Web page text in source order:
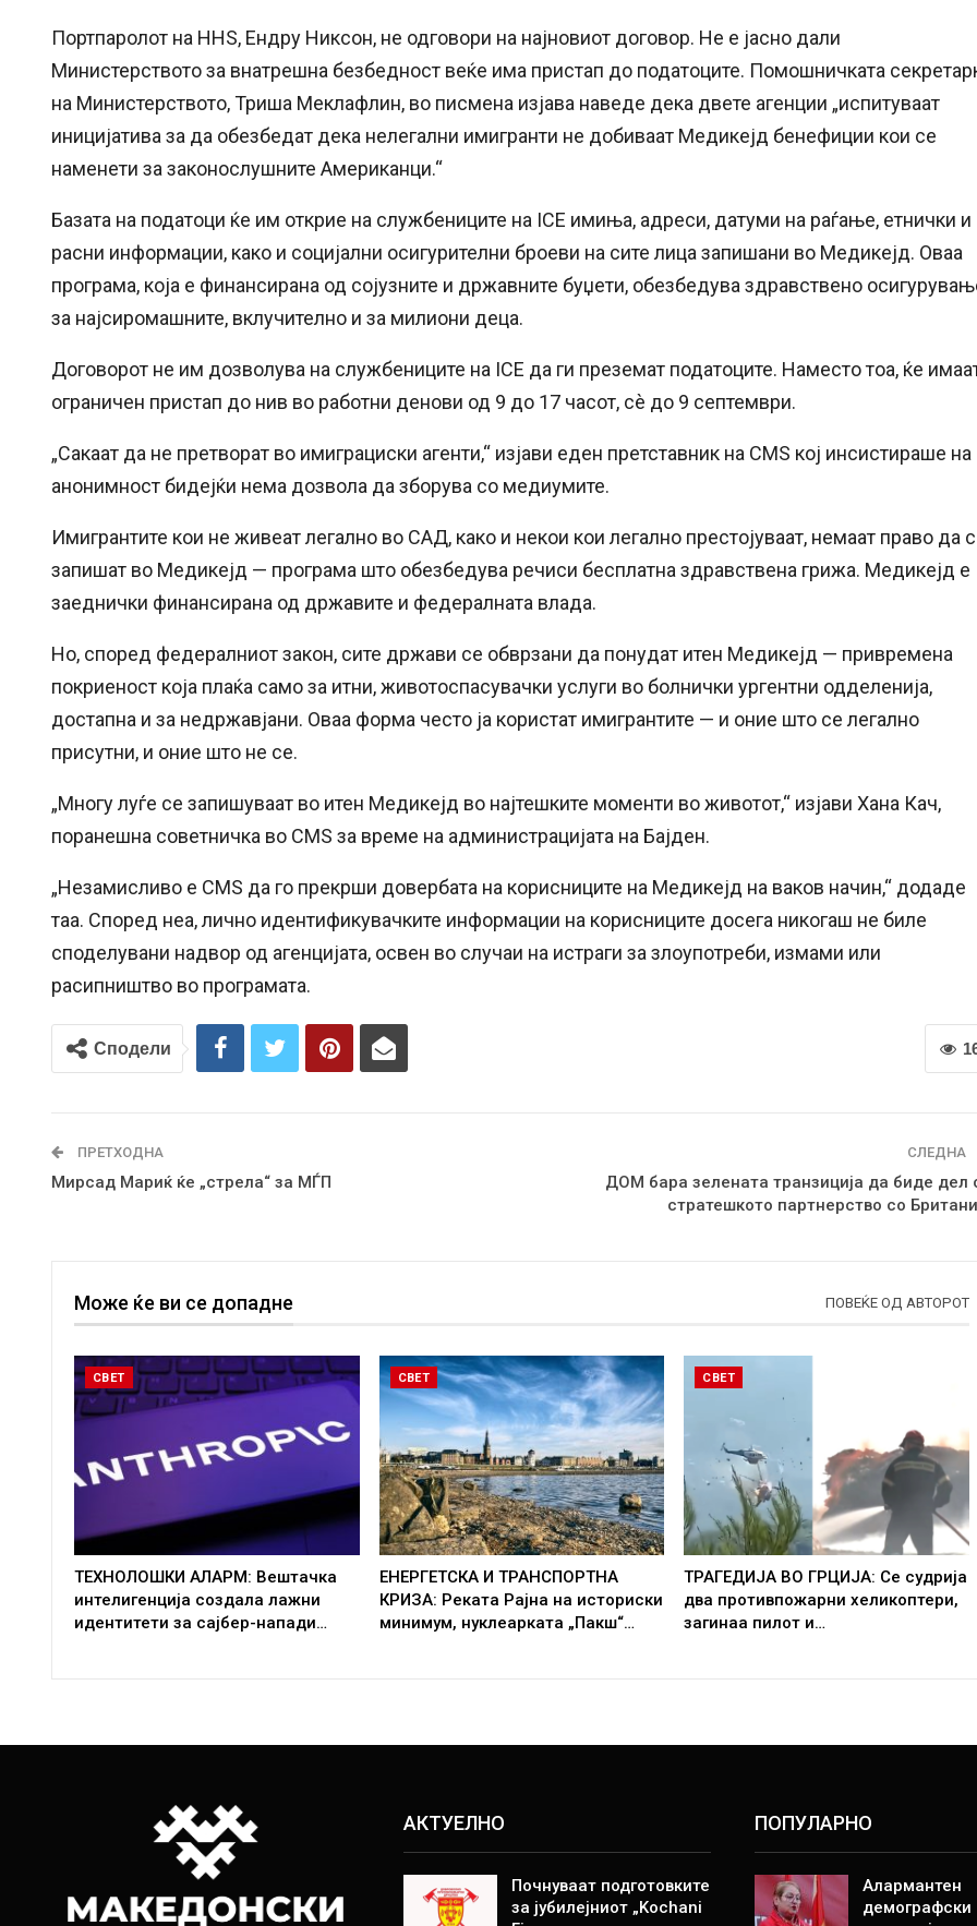
Портпаролот на HHS, Ендру Никсон, не одговори на најновиот договор. Не е јасно дали
Министерството за внатрешна безбедност веќе има пристап до податоците. Помошничката
на Министерството, Триша Меклафлин, во писмена изјава наведе дека двете агенции „испитуваат
иницијатива за да обезбедат дека нелегални имигранти не добиваат Медикејд бенефиции кои се
наменети за законослушните Американци.“
Базата на податоци ќе им открие на службениците на ICE имиња, адреси, датуми на раѓање, етнички и
расни информации, како и социјални осигурителни броеви на сите лица запишани во Медикејд. Оваа
програма, која е финансирана од сојузните и државните буџети, обезбедува здравствено
за најсиромашните, вклучително и за милиони деца.
Договорот не им дозволува на службениците на ICE да ги преземат податоците. Наместо тоа, ќе
ограничен пристап до нив во работни денови од 9 до 17 часот, сè до 9 септември.
„Сакаат да не претворат во имиграциски агенти,“ изјави еден претставник на CMS кој инсистираше на
анонимност бидејќи нема дозвола да зборува со медиумите.
Имигрантите кои не живеат легално во САД, како и некои кои легално престојуваат, немаат право да
запишат во Медикејд — програма што обезбедува речиси бесплатна здравствена грижа. Медикејд е
заеднички финансирана од државите и федералната влада.
Но, според федералниот закон, сите држави се обврзани да понудат итен Медикејд — привремена
покриеност која плаќа само за итни, животоспасувачки услуги во болнички ургентни одделенија,
достапна и за недржавјани. Оваа форма често ја користат имигрантите — и оние што се легално
присутни, и оние што не се.
„Многу луѓе се запишуваат во итен Медикејд во најтешките моменти во животот,“ изјави Хана Кач,
поранешна советничка во CMS за време на администрацијата на Бајден.
„Незамисливо е CMS да го прекрши довербата на корисниците на Медикејд на ваков начин,“ додаде
таа. Според неа, лично идентификувачките информации на корисниците досега никогаш не биле
споделувани надвор од агенцијата, освен во случаи на истраги за злоупотреби, измами или
расипништво во програмата.
Сподели
ПРЕТХОДНА
Мирсад Мариќ ќе „стрела“ за МЃП
СЛЕДНА
ДОМ бара зелената транзиција да биде дел
стратешкото партнерство со
Може ќе ви се допадне ПОВЕЌЕ ОД АВТОРОТ
СВЕТ
ТЕХНОЛОШКИ АЛАРМ: Вештачка
интелигенција создала лажни
идентитети за сајбер-напади…
СВЕТ
ЕНЕРГЕТСКА И ТРАНСПОРТНА
КРИЗА: Реката Рајна на историски
минимум, нуклеарката „Пакш“…
СВЕТ
ТРАГЕДИЈА ВО ГРЦИЈА: Се судрија
два противпожарни хеликоптери,
загинаа пилот и…
АКТУЕЛНО
Почнуваат подготовките
за јубилејниот „Kochani
ПОПУЛАРНО
Алармантен
демографски